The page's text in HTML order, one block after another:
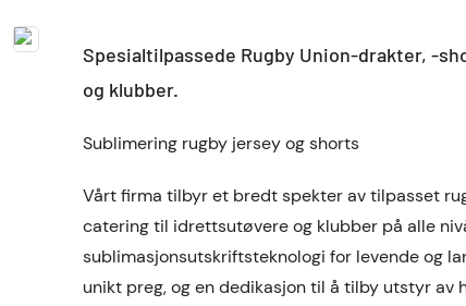
Spesialtilpassede Rugby Union-drakter, -
og klubber.
Sublimering rugby jersey og shorts
Vårt firma tilbyr et bredt spekter av tilpasset
catering til idrettsutøvere og klubber på alle
sublimasjonsutskriftsteknologi for levende og
unikt preg, og en dedikasjon til å tilby utstyr av